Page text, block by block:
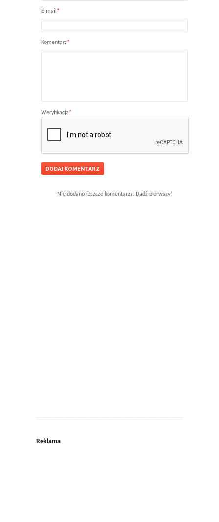
E-mail *
Komentarz*
Weryfikacja*
Nie dodano jeszcze komentarza. Bądź pierwszy!
Reklama